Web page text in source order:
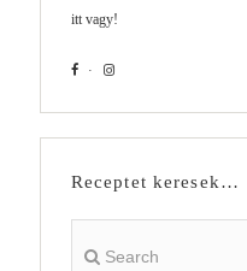
itt vagy!
Receptet keresek…